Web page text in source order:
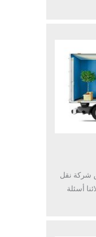
شركة نقل
أسئلة